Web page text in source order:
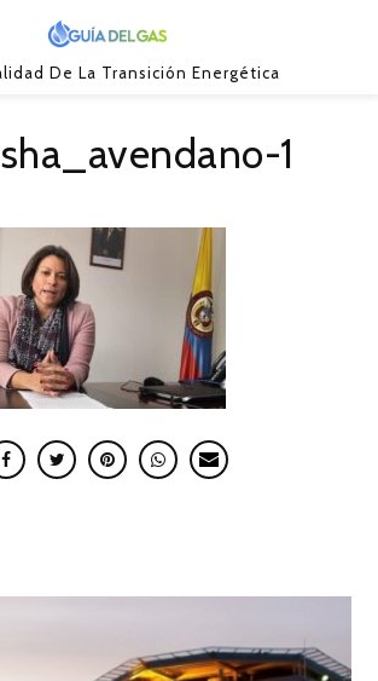
De La Transición Energética
1